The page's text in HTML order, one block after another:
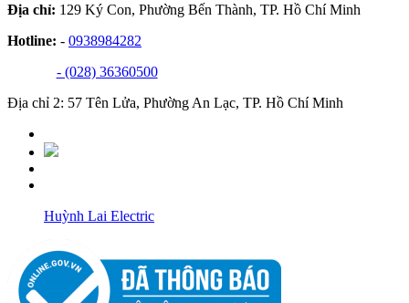
Địa chỉ: 129 Ký Con, Phường Bến Thành, TP. Hồ Chí Minh
Hotline: - 0938984282
- (028) 36360500
Địa chỉ 2: 57 Tên Lửa, Phường An Lạc, TP. Hồ Chí Minh
Huỳnh Lai Electric